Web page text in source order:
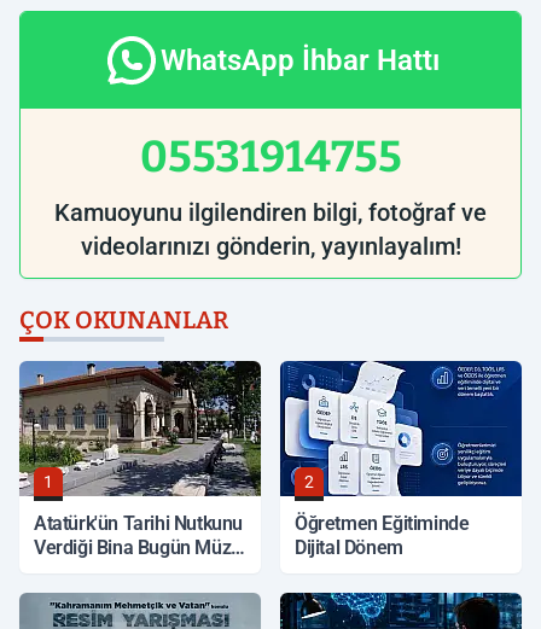
WhatsApp İhbar Hattı
05531914755
Kamuoyunu ilgilendiren bilgi, fotoğraf ve
videolarınızı gönderin, yayınlayalım!
ÇOK OKUNANLAR
1
Atatürk'ün Tarihi Nutkunu
Verdiği Bina Bugün Müze
2
Öğretmen Eğitiminde
Dijital Dönem